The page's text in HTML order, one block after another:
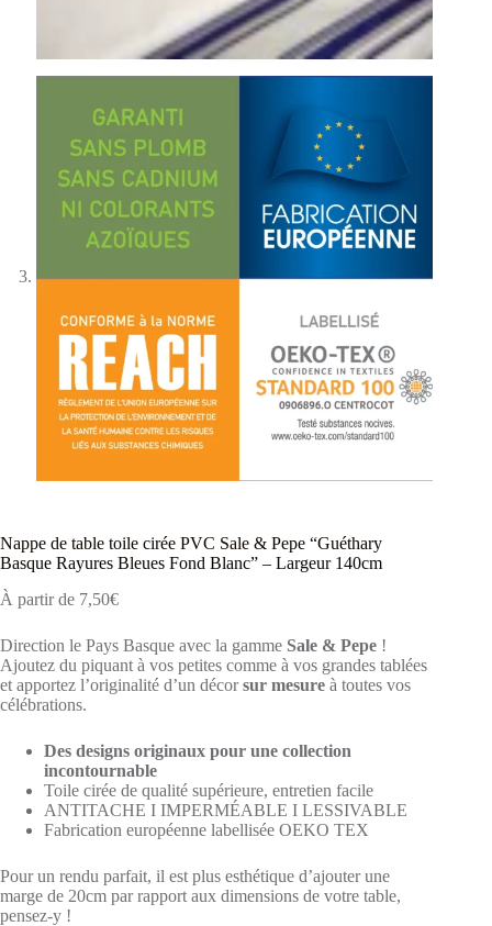
Nappe de table toile cirée PVC Sale & Pepe “Guéthary
Basque Rayures Bleues Fond Blanc” – Largeur 140cm
À partir de 7,50€
Direction le Pays Basque avec la gamme Sale & Pepe !
Ajoutez du piquant à vos petites comme à vos grandes tablées
et apportez l’originalité d’un décorsur mesure à toutes vos
célébrations.
Des designs originaux pour une collection
incontournable
Toile cirée de qualité supérieure, entretien facile
ANTITACHE I IMPERMÉABLE I LESSIVABLE
Fabrication européenne labellisée OEKO TEX
Pour un rendu parfait, il est plus esthétique d’ajouter une
marge de 20cm par rapport aux dimensions de votre table,
pensez-y !